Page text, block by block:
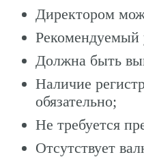
Директором
Должна быть
Наличие
обязательно;
Не требуется
Отсутствует